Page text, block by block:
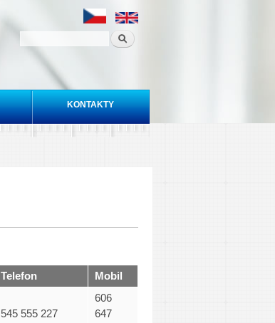
KONTAKTY
Telefon Mobil
545 555 227
606
647